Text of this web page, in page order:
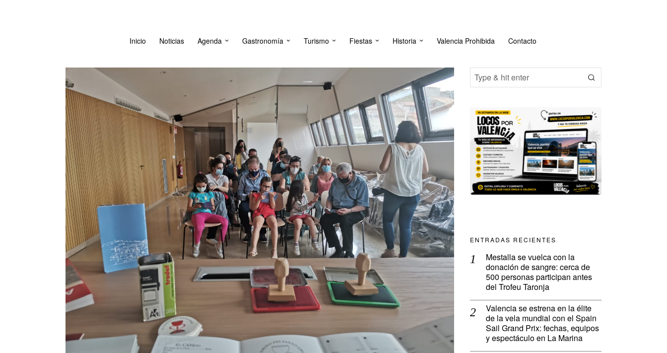
Inicio Noticias Agenda Gastronomía Turismo Fiestas Historia Valencia Prohibida Contacto
ENTRADAS RECIENTES
Mestalla se vuelca con la
donación de sangre: cerca de
500 personas participan antes
del Trofeu Taronja
Valencia se estrena en la élite
de la vela mundial con el Spain
Sail Grand Prix: fechas, equipos
y espectáculo en La Marina